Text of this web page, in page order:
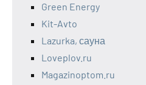
Green Energy
Kit-Avto
Lazurka, сауна
Loveplov.ru
Magazinoptom.ru